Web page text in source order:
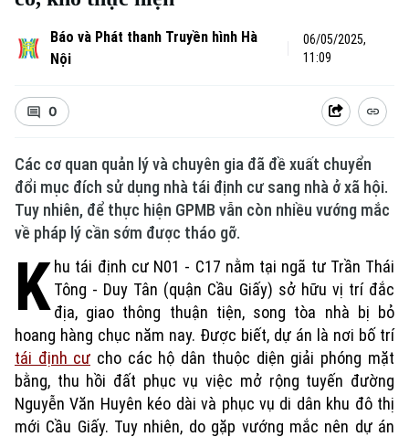
Báo và Phát thanh Truyền hình Hà
Nội
06/05/2025,
11:09
0
Các cơ quan quản lý và chuyên gia đã đề xuất chuyển
đổi mục đích sử dụng nhà tái định cư sang nhà ở xã hội.
Tuy nhiên, để thực hiện GPMB vẫn còn nhiều vướng mắc
về pháp lý cần sớm được tháo gỡ.
K hu tái định cư N01 - C17 nằm tại ngã tư Trần Thái
Tông - Duy Tân (quận Cầu Giấy) sở hữu vị trí đắc
địa, giao thông thuận tiện, song tòa nhà bị bỏ
hoang hàng chục năm nay. Được biết, dự án là nơi bố trí
tái định cư cho các hộ dân thuộc diện giải phóng mặt
bằng, thu hồi đất phục vụ việc mở rộng tuyến đường
Nguyễn Văn Huyên kéo dài và phục vụ di dân khu đô thị
mới Cầu Giấy. Tuy nhiên, do gặp vướng mắc nên dự án